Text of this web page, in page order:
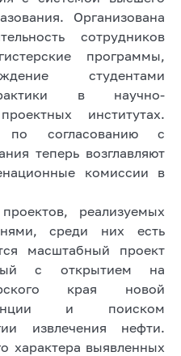
Организована
сотрудников
программы,
студентами
в научно-
институтах.
по согласованию с
теперь возглавляют
комиссии в
реализуемых
среди них есть
масштабный проект
с открытием на
края новой
и поиском
извлечения нефти.
характера выявленных